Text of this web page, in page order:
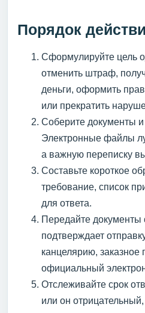
Порядок
Сформулируйте цель
отменить штраф,
деньги, оформить
или прекратить
Соберите документы и
Электронные файлы
а важную переписку
Составьте короткое
требование, список
для ответа.
Передайте документы
подтверждает
канцелярию, заказное
официальный
Отслеживайте срок
или он отрицательный,